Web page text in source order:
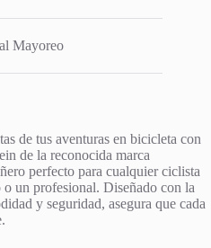
Mayoreo
de tus aventuras en bicicleta con
de la reconocida marca
perfecto para cualquier ciclista
un profesional. Diseñado con la
y seguridad, asegura que cada